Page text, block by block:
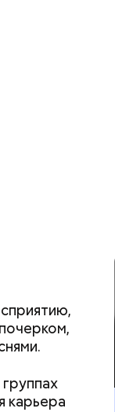
карьера